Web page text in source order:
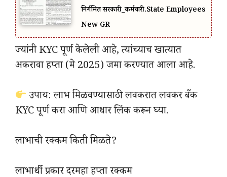
निर्गमित सरकारी_कर्मचारी.State Employees
New GR
ज्यांनी KYC पूर्ण केलेली आहे, त्यांच्याच खात्यात
अकरावा हप्ता (मे 2025) जमा करण्यात आला आहे.
उपाय: लाभ मिळवण्यासाठी लवकरात लवकर बँक
KYC पूर्ण करा आणि आधार लिंक करून घ्या.
लाभाची रक्कम किती मिळते?
लाभार्थी प्रकार दरमहा हप्ता रक्कम